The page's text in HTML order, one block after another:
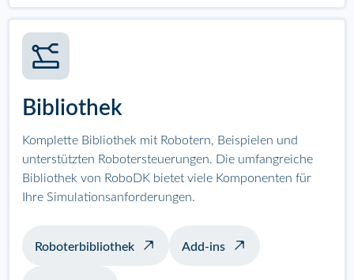
Bibliothek
Komplette Bibliothek mit Robotern, Beispielen und
unterstützten Robotersteuerungen. Die umfangreiche
Bibliothek von RoboDK bietet viele Komponenten für
Ihre Simulationsanforderungen.
Roboterbibliothek Add-ins